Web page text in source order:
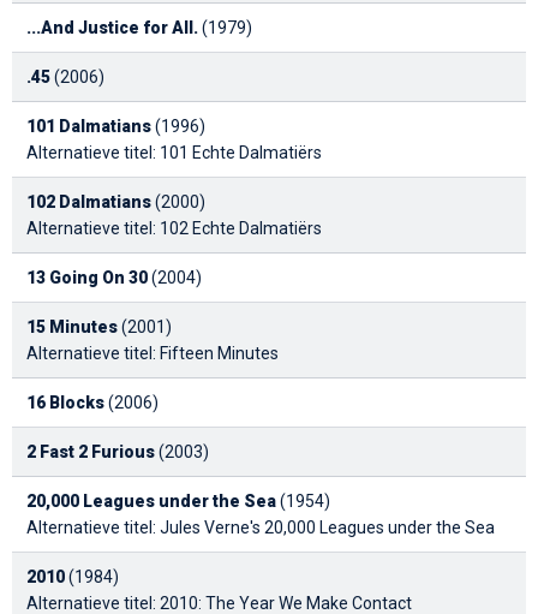
...And Justice for All.(1979)
.45(2006)
101 Dalmatians(1996)
Alternatieve titel: 101 Echte Dalmatiërs
102 Dalmatians(2000)
Alternatieve titel: 102 Echte Dalmatiërs
13 Going On 30(2004)
15 Minutes(2001)
Alternatieve titel: Fifteen Minutes
16 Blocks(2006)
2 Fast 2 Furious(2003)
20,000 Leagues under the Sea(1954)
Alternatieve titel: Jules Verne's 20,000 Leagues under the Sea
2010(1984)
Alternatieve titel: 2010: The Year We Make Contact